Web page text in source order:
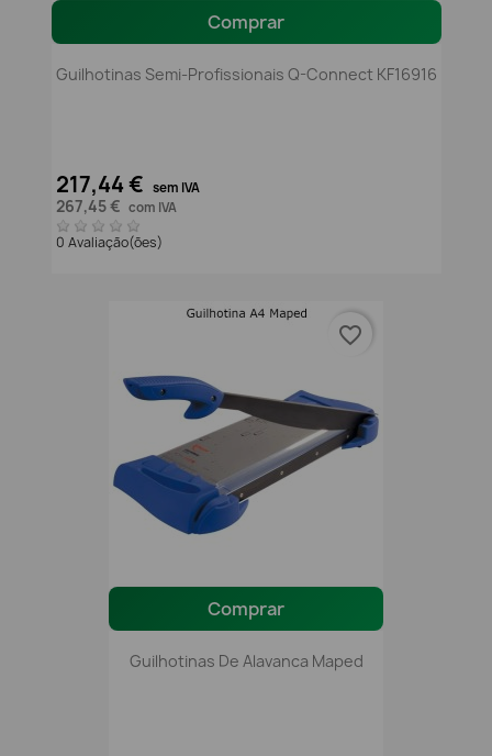
Comprar
Guilhotinas Semi-Profissionais Q-Connect KF16916
217,44 € sem IVA
267,45 € com IVA
0 Avaliação(ões)
Comprar
Guilhotinas De Alavanca Maped
favorite_border